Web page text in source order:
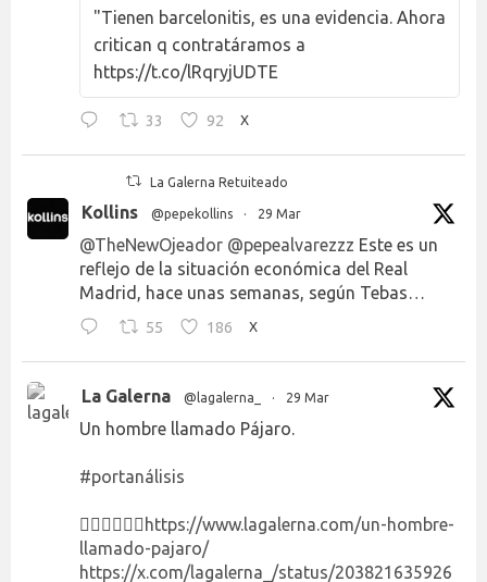
"Tienen barcelonitis, es una evidencia. Ahora
critican q contratáramos a
https://t.co/lRqryjUDTE
33 92 X
La Galerna Retuiteado
Kollins @pepekollins · 29 Mar
@TheNewOjeador @pepealvarezzz Este es un
reflejo de la situación económica del Real
Madrid, hace unas semanas, según Tebas…
55 186 X
La Galerna @lagalerna_ · 29 Mar
Un hombre llamado Pájaro.
#portanálisis
👉🏻👉🏻👉🏻 https://www.lagalerna.com/un-hombre-
llamado-pajaro/
https://x.com/lagalerna_/status/203821635926